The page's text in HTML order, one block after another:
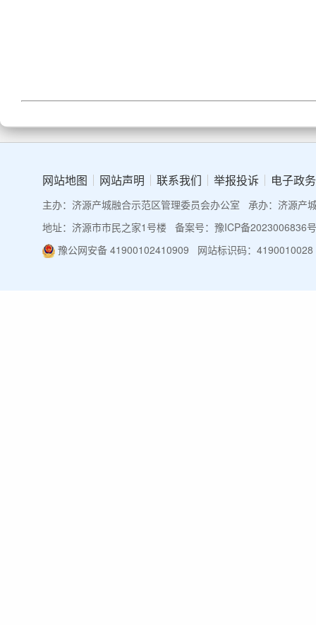
网站地图 网站声明 联系我们 举报投诉 电子政
主办：济源产城融合示范区管理委员会办公室
承办：济源产
地址：济源市市民之家1号楼 备案号：豫ICP备2023006836
豫公网安备 41900102410909
网站标识码：4190010028